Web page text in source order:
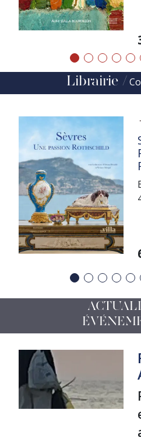
Précédent
Suivant
Librairie
Précédent
Suivant